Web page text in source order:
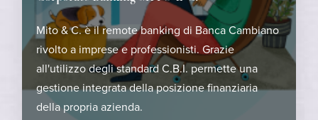
Mito & C. è il remote banking di Banca Cambiano
rivolto a imprese e professionisti. Grazie
all'utilizzo degli standard C.B.I. permette una
gestione integrata della posizione finanziaria
della propria azienda.